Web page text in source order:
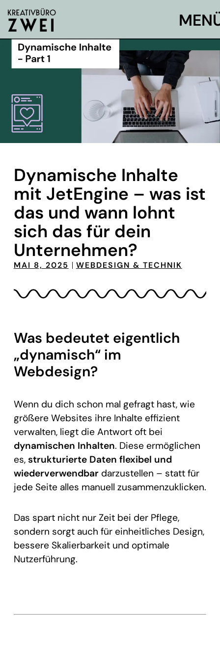
Dynamische Inhalte
mit JetEngine – was ist
das und wann lohnt
sich das für dein
Unternehmen?
MAI 8, 2025 WEBDESIGN & TECHNIK
Was bedeutet eigentlich
„dynamisch“ im
Webdesign?
Wenn du dich schon mal gefragt hast, wie
größere Websites ihre Inhalte effizient
verwalten, liegt die Antwort oft bei
dynamischen Inhalten. Diese ermöglichen
es, strukturierte Daten flexibel und
wiederverwendbardarzustellen – statt für
jede Seite alles manuell zusammenzuklicken.
Das spart nicht nur Zeit bei der Pflege,
sondern sorgt auch für einheitliches Design,
bessere Skalierbarkeit und optimale
Nutzerführung.